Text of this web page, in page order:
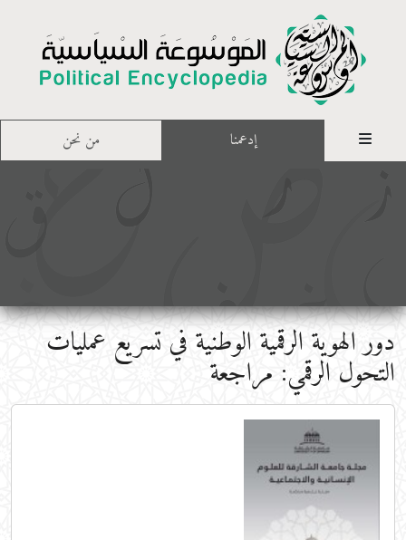
إدعمنا من نحن
دور الهوية الرقمية الوطنية في تسريع عمليات
التحول الرقمي: مراجعة